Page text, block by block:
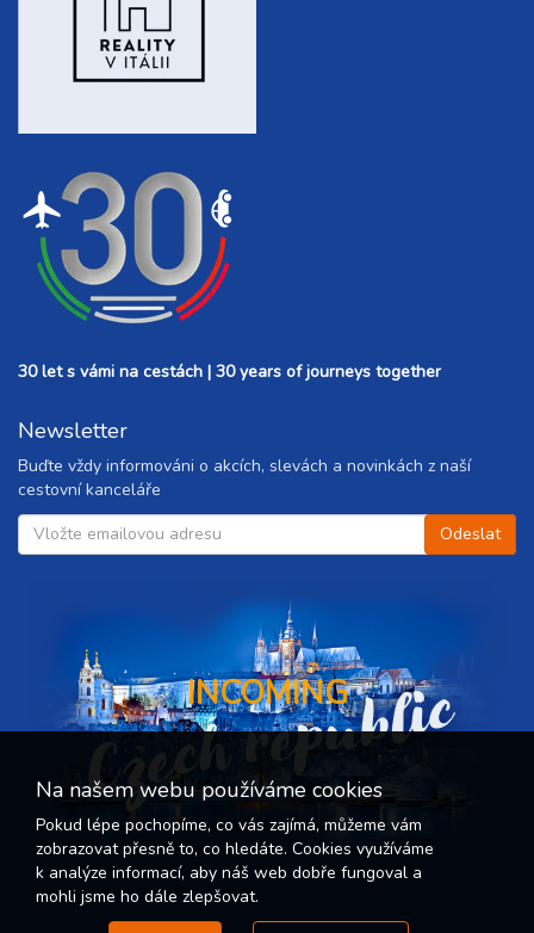
30 let s vámi na cestách | 30 years of journeys together
Newsletter
Buďte vždy informováni o akcích, slevách a novinkách z naší
cestovní kanceláře
INCOMING
Czech republic
Na našem webu používáme cookies
Pokud lépe pochopíme, co vás zajímá, můžeme vám
zobrazovat přesně to, co hledáte. Cookies využíváme
k analýze informací, aby náš web dobře fungoval a
mohli jsme ho dále zlepšovat.